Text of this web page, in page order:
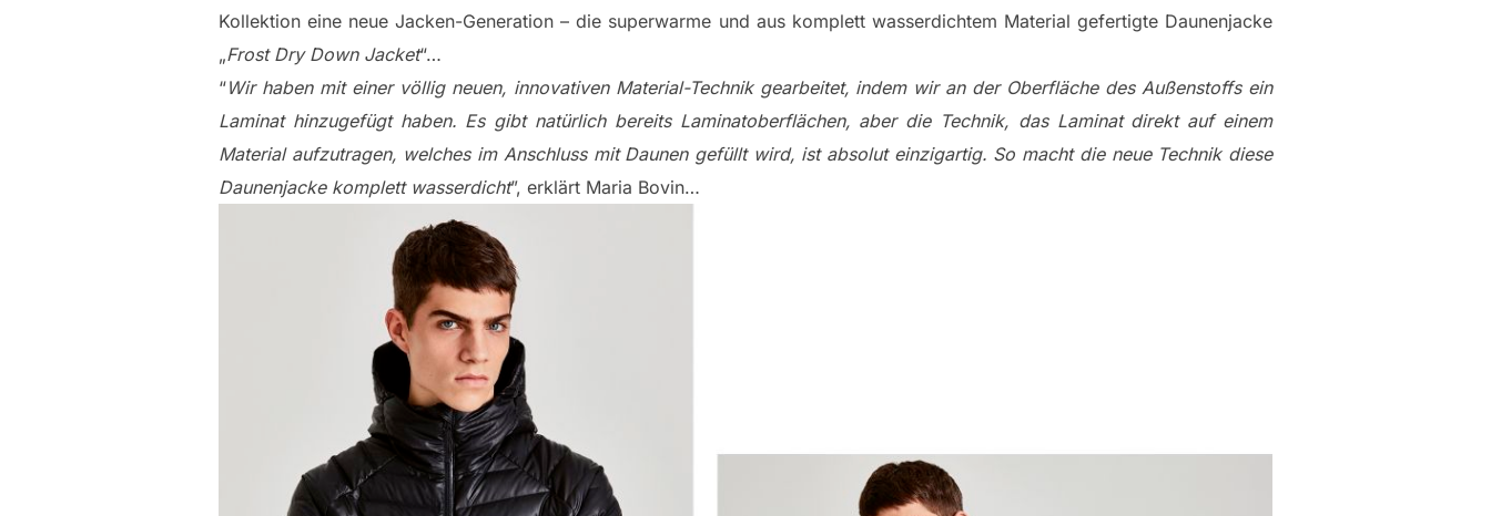
Kollektion eine neue Jacken-Generation – die superwarme und aus komplett wasserdichtem Material gefertigte Daunenjacke
„Frost Dry Down Jacket“…
“Wir haben mit einer völlig neuen, innovativen Material-Technik gearbeitet, indem wir an der Oberfläche des Außenstoffs ein
Laminat hinzugefügt haben. Es gibt natürlich bereits Laminatoberflächen, aber die Technik, das Laminat direkt auf einem
Material aufzutragen, welches im Anschluss mit Daunen gefüllt wird, ist absolut einzigartig. So macht die neue Technik diese
Daunenjacke komplett wasserdicht”, erklärt Maria Bovin…